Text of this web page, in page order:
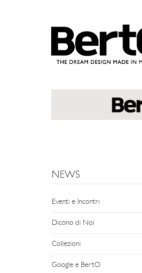
NEWS
Eventi e Incontri
Dicono di Noi
Collezioni
Google e BertO